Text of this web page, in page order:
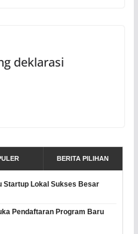
deklarasi
BERITA PILIHAN
Startup Lokal Sukses Besar
Pendaftaran Program Baru